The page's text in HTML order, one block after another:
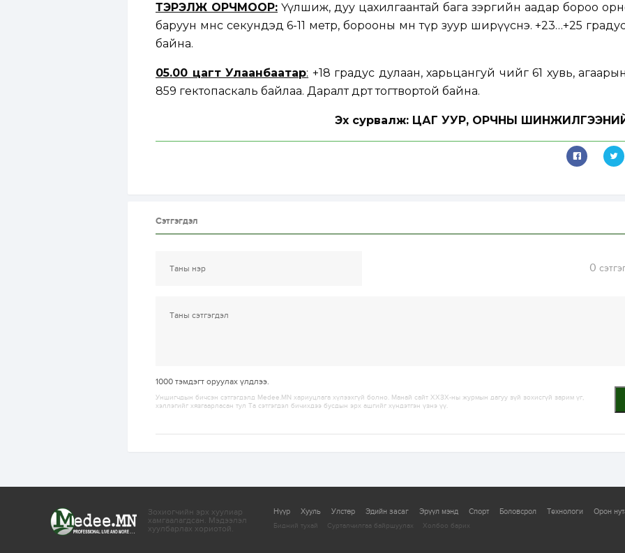
ТЭРЭЛЖ ОРЧМООР: Үүлшиж, дуу цахилгаантай бага зэргийн аадар бороо
баруун өмнөөс секундэд 6-11 метр, борооны өмнө түр зуур ширүүснэ. +23…+25
байна.
05.00 цагт Улаанбаатар: +18 градус дулаан, харьцангуй чийг 61 хувь,
859 гектопаскаль байлаа. Даралт өдөртөө тогтвортой байна.
Эх сурвалж: ЦАГ УУР, ОРЧНЫ
Сэтгэгдэл
0
1000 тэмдэгт оруулах үлдлээ.
Уншигчдын бичсэн сэтгэгдэлд Medee.MN хариуцлага хүлээхгүй болно. Манай сайт ХХЗХ-ны журмын дагуу зүй зохисгүй зарим үг,
хэллэгийг хязгаарласан тул Та сэтгэгдэл бичихдээ бусдын эрх ашгийг хүндэтгэн үзнэ үү.
Зохиогчийн эрх хуулиар
хамгаалагдсан. Мэдээлэл
хуулбарлах хориотой.
Нүүр Хууль Улстөр Эдийн засаг Эрүүл мэнд Спорт Боловсрол Технологи Орон
Бидний тухай Сурталчилгаа байршуулах Холбоо барих